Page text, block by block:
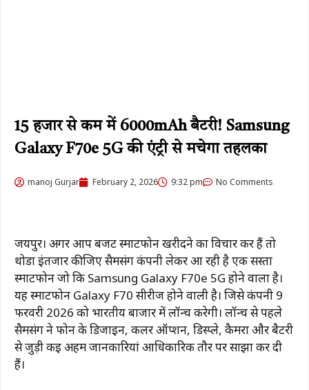
₹15 हजार से कम में 6000mAh बैटरी! Samsung
Galaxy F70e 5G की एंट्री से मचेगा तहलका
manoj Gurjar February 2, 2026 9:32 pm No Comments
जयपुर। अगर आप बजट स्मार्टफोन खरीदने का विचार कर हैं तो
थोडा इंतजार कीजिए सैमसंग कंपनी लेकर आ रही है एक सस्ता
स्मार्टफोन जो कि Samsung Galaxy F70e 5G होने वाला है।
यह स्मार्टफोन Galaxy F70 सीरीज होने वाली है। जिसे कंपनी 9
फरवरी 2026 को भारतीय बाजार में लॉन्च करेगी। लॉन्च से पहले
सैमसंग ने फोन के डिजाइन, कलर ऑप्शन, डिस्प्ले, कैमरा और बैटरी
से जुड़ी कई अहम जानकारियां आधिकारिक तौर पर साझा कर दी
हैं।